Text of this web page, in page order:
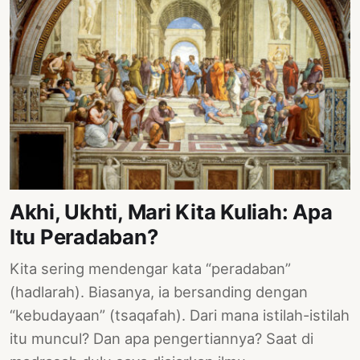
Akhi, Ukhti, Mari Kita Kuliah: Apa
Itu Peradaban?
Kita sering mendengar kata “peradaban”
(hadlarah). Biasanya, ia bersanding dengan
“kebudayaan” (tsaqafah). Dari mana istilah-istilah
itu muncul? Dan apa pengertiannya? Saat di